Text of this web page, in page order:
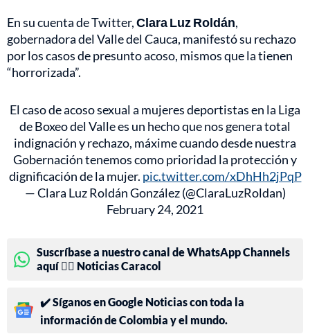
En su cuenta de Twitter,Clara Luz Roldán,
gobernadora del Valle del Cauca, manifestó su rechazo
por los casos de presunto acoso, mismos que la tienen
“horrorizada”.
El caso de acoso sexual a mujeres deportistas en la Liga
de Boxeo del Valle es un hecho que nos genera total
indignación y rechazo, máxime cuando desde nuestra
Gobernación tenemos como prioridad la protección y
dignificación de la mujer. pic.twitter.com/xDhHh2jPqP
— Clara Luz Roldán González (@ClaraLuzRoldan)
February 24, 2021
Suscríbase a nuestro canal de WhatsApp Channels
aquí 👉🏻 Noticias Caracol
✔️ Síganos en Google Noticias con toda la
información de Colombia y el mundo.